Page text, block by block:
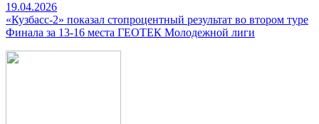
19.04.2026
«Кузбасс-2» показал стопроцентный результат во втором туре
Финала за 13-16 места ГЕОТЕК Молодежной лиги